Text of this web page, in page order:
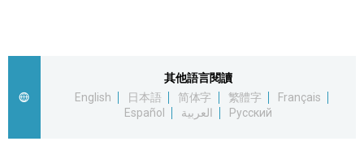
更多
人物訪談
其他語言閱讀
English
日本語 简体字 繁體字
Français
Español
العربية Русский